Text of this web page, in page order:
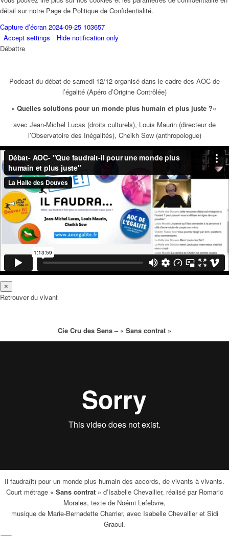
détail sur notre Page de Politique de Confidentialité.
Capture d’écran 2024-09-25 103657
Accept settings
Hide notification only
Débattre
Podcast du débat de samedi 12/12 organisé dans le cadre des AOC de
l’égalité (Apéro d’Origine Contrôlée)
« Quelles solutions pour un monde plus humain et plus juste ?«
avec Jean-Michel Lucas (droits culturels), Louis Maurin (directeur de
l’Observatoire des Inégalités), Cheikh Sow (anthropologue)
×
Retrouver du vivant
Cie Cru des Sens – « Sans contrat »
Il faudra(it) pour un monde plus humain des accords, de vivants à vivants.
Court métrage « Sans contrat» d’Isabelle Chevallier, réalisé par Romaric
Morales, texte de Noémi Lefebvre,
musique de Marie-Bernadette Charrier, avec Isabelle Chevallier et Sidi
Graoui.